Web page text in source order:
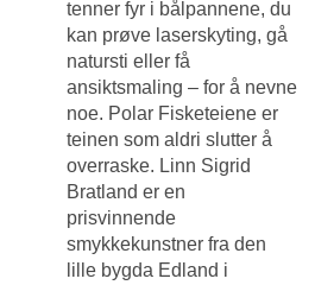
tenner fyr i bålpannene, du
kan prøve laserskyting, gå
natursti eller få
ansiktsmaling – for å nevne
noe. Polar Fisketeiene er
teinen som aldri slutter å
overraske. Linn Sigrid
Bratland er en
prisvinnende
smykkekunstner fra den
lille bygda Edland i